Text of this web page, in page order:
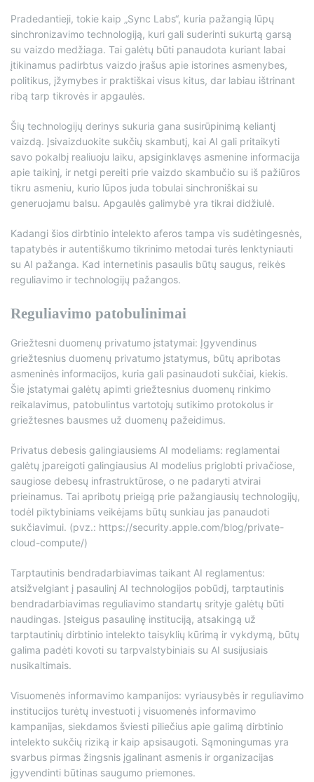
Pradedantieji, tokie kaip „Sync Labs“, kuria pažangią lūpų
sinchronizavimo technologiją, kuri gali suderinti sukurtą garsą
su vaizdo medžiaga. Tai galėtų būti panaudota kuriant labai
įtikinamus padirbtus vaizdo įrašus apie istorines asmenybes,
politikus, įžymybes ir praktiškai visus kitus, dar labiau ištrinant
ribą tarp tikrovės ir apgaulės.
Šių technologijų derinys sukuria gana susirūpinimą keliantį
vaizdą. Įsivaizduokite sukčių skambutį, kai AI gali pritaikyti
savo pokalbį realiuoju laiku, apsiginklavęs asmenine informacija
apie taikinį, ir netgi pereiti prie vaizdo skambučio su iš pažiūros
tikru asmeniu, kurio lūpos juda tobulai sinchroniškai su
generuojamu balsu. Apgaulės galimybė yra tikrai didžiulė.
Kadangi šios dirbtinio intelekto aferos tampa vis sudėtingesnės,
tapatybės ir autentiškumo tikrinimo metodai turės lenktyniauti
su AI pažanga. Kad internetinis pasaulis būtų saugus, reikės
reguliavimo ir technologijų pažangos.
Reguliavimo patobulinimai
Griežtesni duomenų privatumo įstatymai: Įgyvendinus
griežtesnius duomenų privatumo įstatymus, būtų apribotas
asmeninės informacijos, kuria gali pasinaudoti sukčiai, kiekis.
Šie įstatymai galėtų apimti griežtesnius duomenų rinkimo
reikalavimus, patobulintus vartotojų sutikimo protokolus ir
griežtesnes bausmes už duomenų pažeidimus.
Privatus debesis galingiausiems AI modeliams: reglamentai
galėtų įpareigoti galingiausius AI modelius priglobti privačiose,
saugiose debesų infrastruktūrose, o ne padaryti atvirai
prieinamus. Tai apribotų prieigą prie pažangiausių technologijų,
todėl piktybiniams veikėjams būtų sunkiau jas panaudoti
sukčiavimui. (pvz.: https://security.apple.com/blog/private-
cloud-compute/)
Tarptautinis bendradarbiavimas taikant AI reglamentus:
atsižvelgiant į pasaulinį AI technologijos pobūdį, tarptautinis
bendradarbiavimas reguliavimo standartų srityje galėtų būti
naudingas. Įsteigus pasaulinę instituciją, atsakingą už
tarptautinių dirbtinio intelekto taisyklių kūrimą ir vykdymą, būtų
galima padėti kovoti su tarpvalstybiniais su AI susijusiais
nusikaltimais.
Visuomenės informavimo kampanijos: vyriausybės ir reguliavimo
institucijos turėtų investuoti į visuomenės informavimo
kampanijas, siekdamos šviesti piliečius apie galimą dirbtinio
intelekto sukčių riziką ir kaip apsisaugoti. Sąmoningumas yra
svarbus pirmas žingsnis įgalinant asmenis ir organizacijas
įgyvendinti būtinas saugumo priemones.